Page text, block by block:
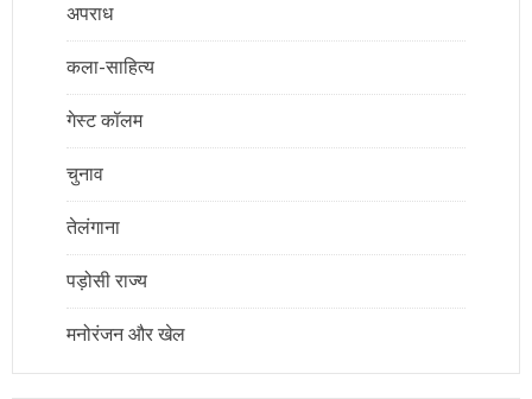
अपराध
कला-साहित्य
गेस्ट कॉलम
चुनाव
तेलंगाना
पड़ोसी राज्य
मनोरंजन और खेल